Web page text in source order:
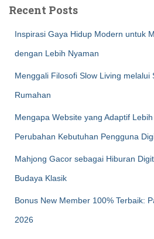
Recent Posts
Inspirasi Gaya Hidup Modern untuk
dengan Lebih Nyaman
Menggali Filosofi Slow Living melalui
Rumahan
Mengapa Website yang Adaptif
Perubahan Kebutuhan Pengguna
Mahjong Gacor sebagai Hiburan
Budaya Klasik
Bonus New Member 100% Terbaik:
2026